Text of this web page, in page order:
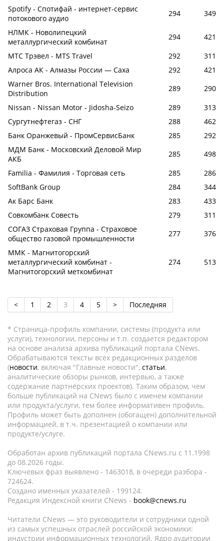
Spotify - Спотифай - интернет-сервис
потокового аудио
294
349
НЛМК - Новолипецкий
металлургический комбинат
294
421
МТС Трэвел - MTS Travel
292
311
Алроса АК - Алмазы России — Саха
292
421
Warner Bros. International Television
Distribution
289
290
Nissan - Nissan Motor - Jidosha-Seizo
289
313
Сургутнефтегаз - СНГ
288
462
Банк Оранжевый - ПромСервисБанк
285
292
МДМ Банк - Московский Деловой Мир
АКБ
285
498
Familia - Фамилия - Торговая сеть
285
286
SoftBank Group
284
344
Ак Барс Банк
283
433
Совкомбанк Совесть
279
311
СОГАЗ Страховая Группа - Страховое
общество газовой промышленности
277
376
ММК - Магнитогорский
металлургический комбинат -
Магнитогорский меткомбинат
274 513
< 1 2 3 4 5 > Последняя
* Страница-профиль компании, системы (продукта или
услуги), технологии, персоны и т.п. создается редактором
на основе анализа архива публикаций портала CNews.
Обрабатываются тексты всех редакционных разделов
(новости, включая "Главные новости", статьи,
аналитические обзоры рынков, интервью, а также
содержание партнёрских проектов). Таким образом, чем
больше публикаций на CNews было с именем компании
или продукта/услуги, тем более информативен профиль.
Профиль может быть дополнен (обогащен) дополнительной
информацией, в т.ч. презентацией о компании или
продукте/услуге.
Обработан архив публикаций портала CNews.ru c 11.1998
до 08.2026 годы.
Ключевых фраз выявлено - 1463018, в очереди разбора -
724624.
Создано именных указателей - 199124.
Редакция Индексной книги CNews - book@cnews.ru
Читатели CNews — это руководители и сотрудники одной
из самых успешных отраслей российской экономики:
индустрии информационных технологий. Ядро аудитории